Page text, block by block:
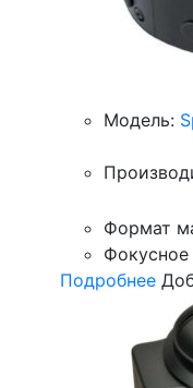
Модель:
Формат
Фокусное
Подробнее